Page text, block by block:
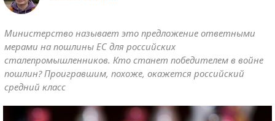
Министерство называет это предложение ответными
мерами на пошлины ЕС для российских
сталепромышленников. Кто станет победителем в войне
пошлин? Проигравшим, похоже, окажется российский
средний класс